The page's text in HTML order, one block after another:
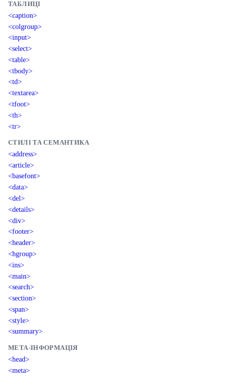
ТАБЛИЦІ
<caption>
<colgroup>
<input>
<select>
<table>
<tbody>
<td>
<textarea>
<tfoot>
<th>
<tr>
СТИЛІ ТА СЕМАНТИКА
<address>
<article>
<basefont>
<data>
<del>
<details>
<div>
<footer>
<header>
<hgroup>
<ins>
<main>
<search>
<section>
<span>
<style>
<summary>
МЕТА-ІНФОРМАЦІЯ
<head>
<meta>